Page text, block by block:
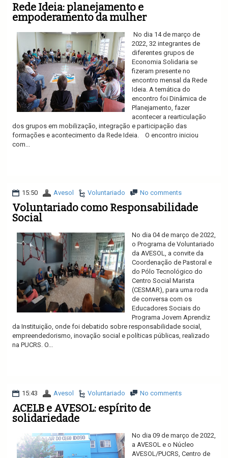
Rede Ideia: planejamento e
empoderamento da mulher
No dia 14 de março de
2022, 32 integrantes de
diferentes grupos de
Economia Solidaria se
fizeram presente no
encontro mensal da Rede
Ideia. A temática do
encontro foi Dinâmica de
Planejamento, fazer
acontecer a rearticulação
dos grupos em mobilização, integração e participação das
formações e acontecimento da Rede Ideia. O encontro iniciou
com...
15:50 Avesol Voluntariado No comments
Voluntariado como Responsabilidade
Social
No dia 04 de março de 2022,
o Programa de Voluntariado
da AVESOL, a convite da
Coordenação de Pastoral e
do Pólo Tecnológico do
Centro Social Marista
(CESMAR), para uma roda
de conversa com os
Educadores Sociais do
Programa Jovem Aprendiz
da Instituição, onde foi debatido sobre responsabilidade social,
empreendedorismo, inovação social e políticas públicas, realizado
na PUCRS. O...
15:43 Avesol Voluntariado No comments
ACELB e AVESOL: espírito de
solidariedade
No dia 09 de março de 2022,
a AVESOL e o Núcleo
AVESOL/PUCRS, Centro de